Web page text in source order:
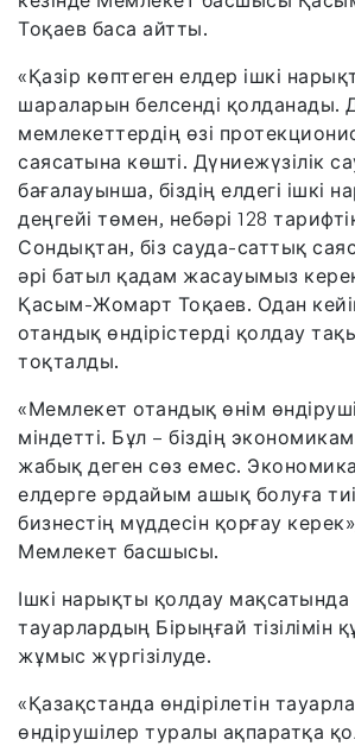
Тоқаев баса айтты.
«Қазір көптеген елдер ішкі
шараларын белсенді қолданады.
мемлекеттердің өзі
саясатына көшті. Дүниежүзілік
бағалауынша, біздің елдегі ішкі
деңгейі төмен, небәрі 128
Сондықтан, біз сауда-саттық
әрі батыл қадам жасауымыз
Қасым-Жомарт Тоқаев. Одан
отандық өндірістерді қолдау
тоқталды.
«Мемлекет отандық өнім
міндетті. Бұл – біздің
жабық деген сөз емес.
елдерге әрдайым ашық болуға
бизнестің мүддесін қорғау
Мемлекет басшысы.
Ішкі нарықты қолдау
тауарлардың Бірыңғай тізілімін
жұмыс жүргізілуде.
«Қазақстанда өндірілетін
өндірушілер туралы ақпаратқа